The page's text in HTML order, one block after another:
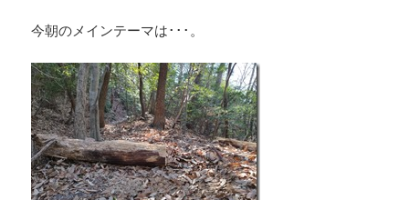
今朝のメインテーマは･･･。